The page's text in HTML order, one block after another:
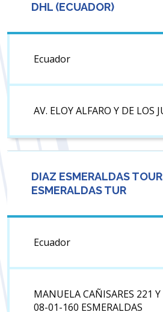
DHL (ECUADOR)
Ecuador
AV. ELOY ALFARO Y DE LOS
DIAZ ESMERALDAS
ESMERALDAS TUR
Ecuador
MANUELA CAÑISARES 221 Y
08-01-160 ESMERALDAS